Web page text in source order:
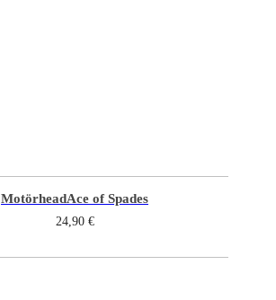
MotörheadAce of Spades
24,90 €